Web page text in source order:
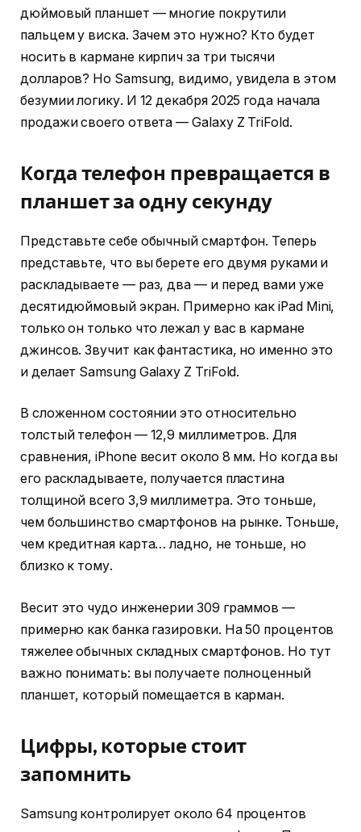
дюймовый планшет — многие покрутили
пальцем у виска. Зачем это нужно? Кто будет
носить в кармане кирпич за три тысячи
долларов? Но Samsung, видимо, увидела в этом
безумии логику. И 12 декабря 2025 года начала
продажи своего ответа — Galaxy Z TriFold.
Когда телефон превращается в
планшет за одну секунду
Представьте себе обычный смартфон. Теперь
представьте, что вы берете его двумя руками и
раскладываете — раз, два — и перед вами уже
десятидюймовый экран. Примерно как iPad Mini,
только он только что лежал у вас в кармане
джинсов. Звучит как фантастика, но именно это
и делает Samsung Galaxy Z TriFold.
В сложенном состоянии это относительно
толстый телефон — 12,9 миллиметров. Для
сравнения, iPhone весит около 8 мм. Но когда вы
его раскладываете, получается пластина
толщиной всего 3,9 миллиметра. Это тоньше,
чем большинство смартфонов на рынке. Тоньше,
чем кредитная карта… ладно, не тоньше, но
близко к тому.
Весит это чудо инженерии 309 граммов —
примерно как банка газировки. На 50 процентов
тяжелее обычных складных смартфонов. Но тут
важно понимать: вы получаете полноценный
планшет, который помещается в карман.
Цифры, которые стоит
запомнить
Samsung контролирует около 64 процентов